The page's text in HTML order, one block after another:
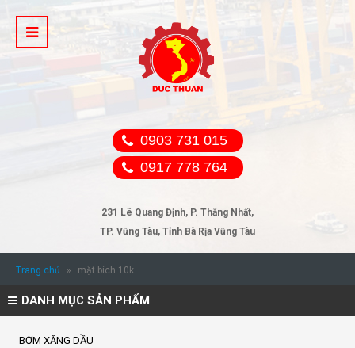
0903 731 015
0917 778 764
231 Lê Quang Định, P. Thắng Nhất,
TP. Vũng Tàu, Tỉnh Bà Rịa Vũng Tàu
Trang chủ » mặt bích 10k
DANH MỤC SẢN PHẨM
BƠM XĂNG DẦU